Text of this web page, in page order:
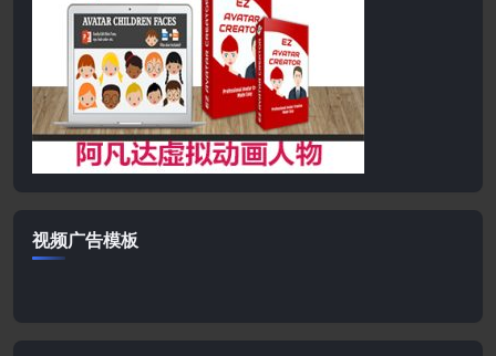
视频广告模板